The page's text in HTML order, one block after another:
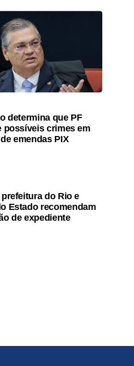
determina que PF
possíveis crimes em
emendas PIX
do Rio e
Estado recomendam
de expediente